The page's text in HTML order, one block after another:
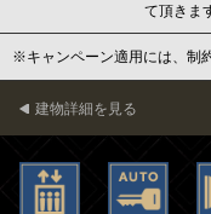
て頂きま
※キャンペーン適用には、制
建物詳細を見る